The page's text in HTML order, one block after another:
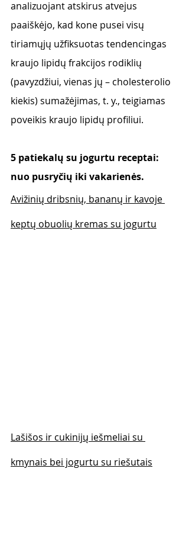
analizuojant atskirus atvejus
paaiškėjo, kad kone pusei visų
tiriamųjų užfiksuotas tendencingas
kraujo lipidų frakcijos rodiklių
(pavyzdžiui, vienas jų – cholesterolio
kiekis) sumažėjimas, t. y., teigiamas
poveikis kraujo lipidų profiliui.
5 patiekalų su jogurtu receptai:
nuo pusryčių iki vakarienės.
Avižinių dribsnių, bananų ir kavoje
keptų obuolių kremas su jogurtu
Lašišos ir cukinijų iešmeliai su
kmynais bei jogurtu su riešutais